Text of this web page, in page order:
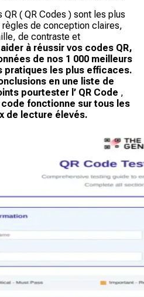
( QR Codes ) sont les plus
de conception claires,
de contraste et
à réussir vos codes QR,
de nos 1 000 meilleurs
pratiques les plus efficaces.
en une liste de
pourtester l’ QR Code ,
fonctionne sur tous les
de lecture élevés.